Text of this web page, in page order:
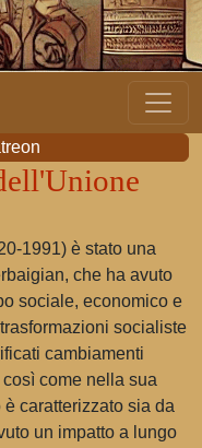
1991) è stato una
che ha avuto
sociale, economico e
socialiste
cambiamenti
come nella sua
caratterizzato sia da
un impatto a lungo